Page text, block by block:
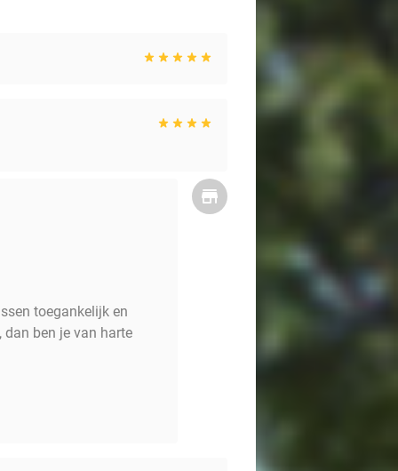
toegankelijk en
ben je van harte